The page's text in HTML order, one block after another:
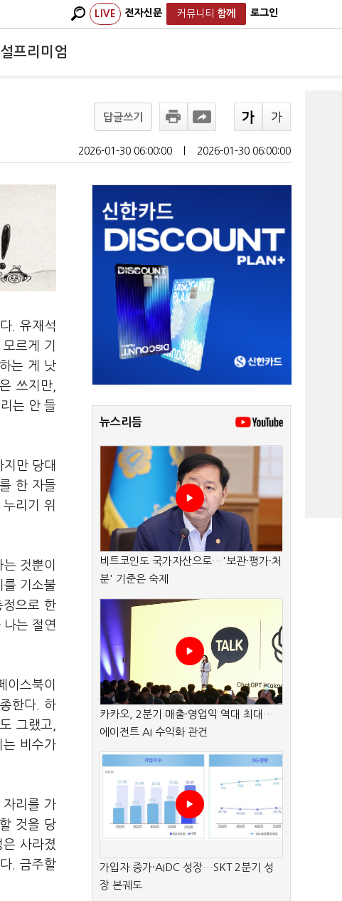
LIVE 전자신문 커뮤니티 함께 로그인
프리미엄
답글쓰기
2026-01-30 06:00:00 2026-01-30 06:00:00
. 유재석
르게 기
는 게 낫
쓰지만,
는 안 들
만 당대
한 자들
리기 위
것뿐이
를 기소불
으로 한
는 절연
이스북이
한다. 하
그랬고,
는 비수가
자리를 가
것을 당
사라졌
. 금주할
뉴스리듬
비트코인도 국가자산으로…'보관·평가·처
분' 기준은 숙제
카카오, 2분기 매출·영업익 역대 최대…
에이전트 AI 수익화 관건
가입자 증가·AIDC 성장…SKT 2분기 성
장 본궤도